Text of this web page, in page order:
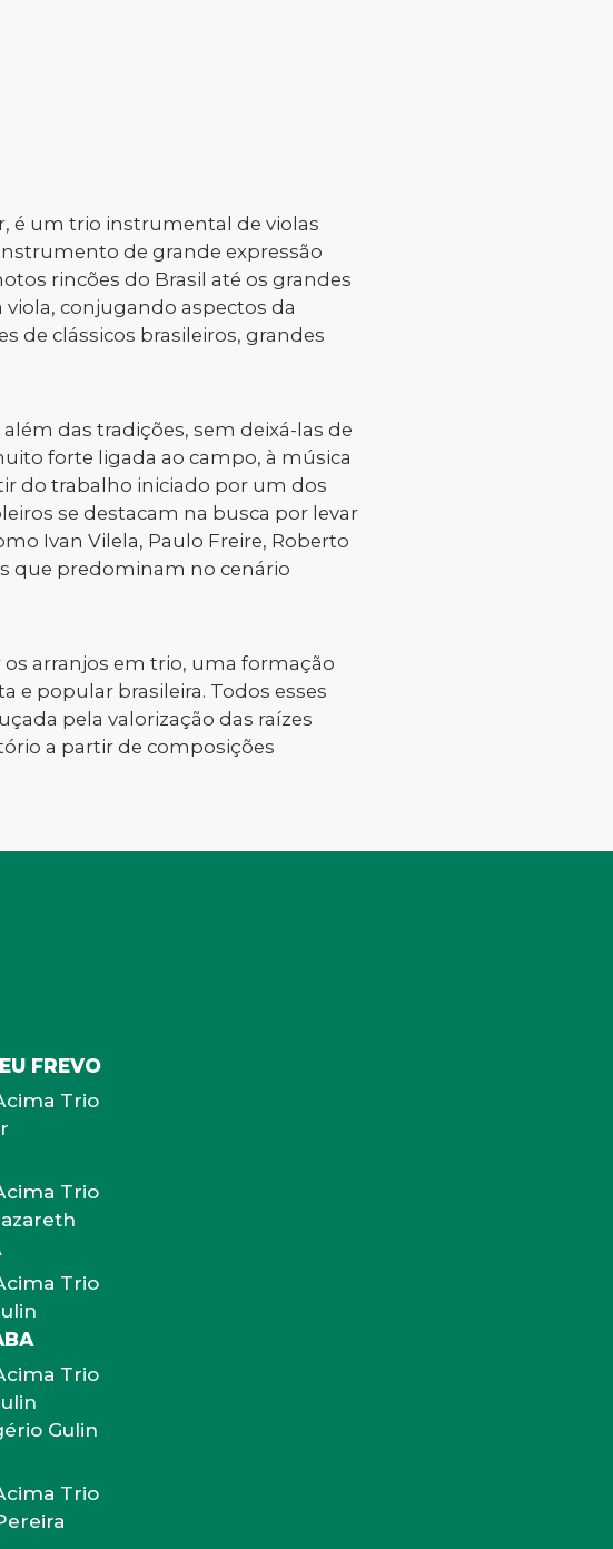
é um trio instrumental de violas
de grande expressão
rincões do Brasil até os grandes
conjugando aspectos da
de clássicos brasileiros, grandes
das tradições, sem deixá-las de
forte ligada ao campo, à música
do trabalho iniciado por um dos
se destacam na busca por levar
Ivan Vilela, Paulo Freire, Roberto
que predominam no cenário
arranjos em trio, uma formação
e popular brasileira. Todos esses
pela valorização das raízes
a partir de composições
FREVO
Trio
Trio
Trio
Trio
Gulin
Trio